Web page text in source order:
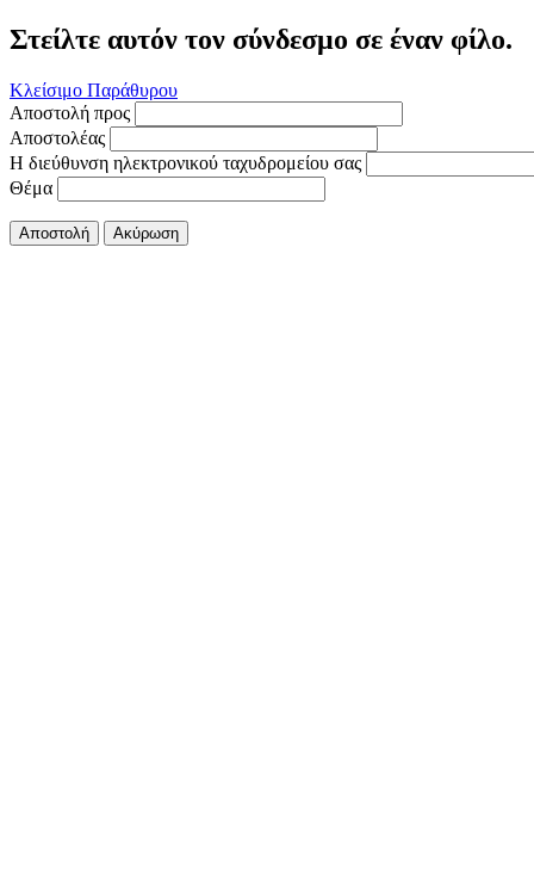
Στείλτε αυτόν τον σύνδεσμο σε έναν φίλο.
Κλείσιμο Παράθυρου
Αποστολή προς
Αποστολέας
Η διεύθυνση ηλεκτρονικού ταχυδρομείου σας
Θέμα
Αποστολή Ακύρωση